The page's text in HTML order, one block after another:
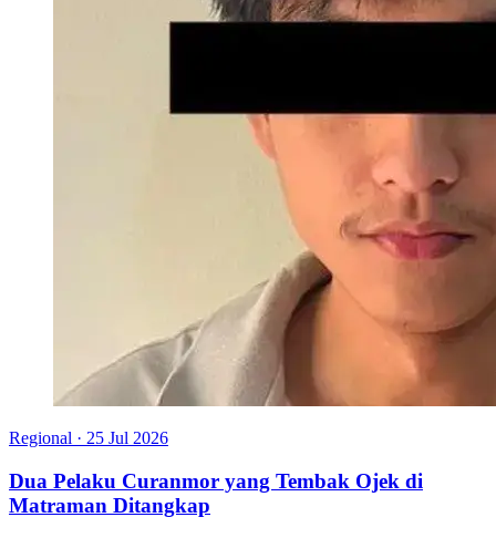
Regional · 25 Jul 2026
Dua Pelaku Curanmor yang Tembak Ojek di
Matraman Ditangkap